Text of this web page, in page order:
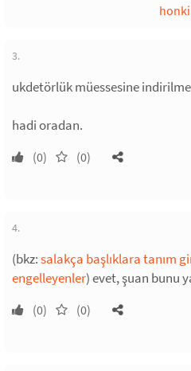
3.
ukdetörlük müessesine
hadi oradan.
(0) (0)
4.
(bkz:salakça başlıklara tanım
engelleyenler) evet, şuan bunu
(0) (0)